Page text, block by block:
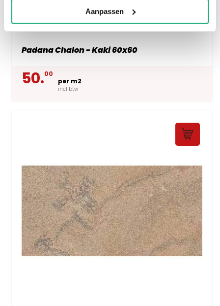
Aanpassen
Padana Chalon - Kaki 60x60
50.00
per m2
incl btw